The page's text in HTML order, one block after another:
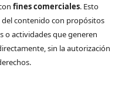
fines comerciales. Esto
contenido con propósitos
o actividades que generen
sin la autorización